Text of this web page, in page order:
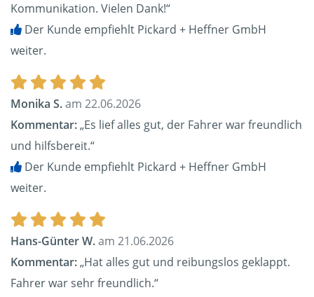
Kommunikation. Vielen Dank!“
Der Kunde empfiehlt Pickard + Heffner GmbH
weiter.
Monika S.am 22.06.2026
Kommentar:„Es lief alles gut, der Fahrer war freundlich
und hilfsbereit.“
Der Kunde empfiehlt Pickard + Heffner GmbH
weiter.
Hans-Günter W.am 21.06.2026
Kommentar:„Hat alles gut und reibungslos geklappt.
Fahrer war sehr freundlich.“